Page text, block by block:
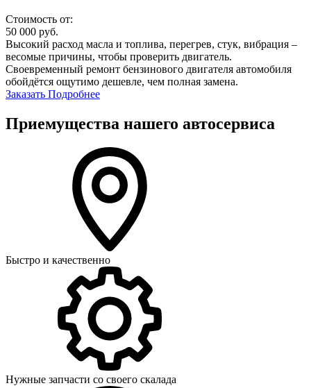
Стоимость от:
50 000 руб.
Высокий расход масла и топлива, перегрев, стук, вибрация –
весомые причины, чтобы проверить двигатель.
Своевременный ремонт бензинового двигателя автомобиля
обойдётся ощутимо дешевле, чем полная замена.
Заказать Подробнее
Приемущества нашего автосервиса
Быстро и качественно
Нужные запчасти со своего скалада